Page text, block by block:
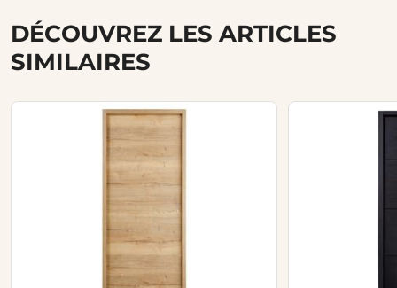
DÉCOUVREZ LES ARTICLES
SIMILAIRES